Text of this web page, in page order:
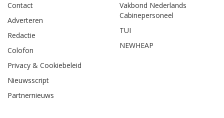
Contact
Adverteren
Redactie
Colofon
Privacy & Cookiebeleid
Nieuwsscript
Partnernieuws
Vakbond Nederlands
Cabinepersoneel
TUI
NEWHEAP